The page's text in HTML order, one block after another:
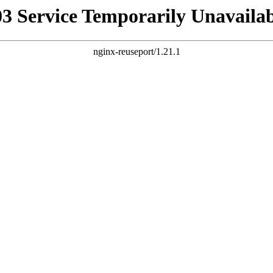
Service Temporarily
nginx-reuseport/1.21.1